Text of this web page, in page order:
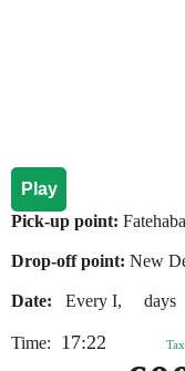
Play
Pick-up point:
Drop-off point: New
Date: Every I, days
Time: 17:22